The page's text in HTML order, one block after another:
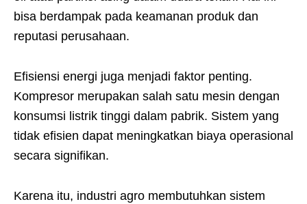
bisa berdampak pada keamanan produk dan
reputasi perusahaan.
Efisiensi energi juga menjadi faktor penting.
Kompresor merupakan salah satu mesin dengan
konsumsi listrik tinggi dalam pabrik. Sistem yang
tidak efisien dapat meningkatkan biaya operasional
secara signifikan.
Karena itu, industri agro membutuhkan sistem